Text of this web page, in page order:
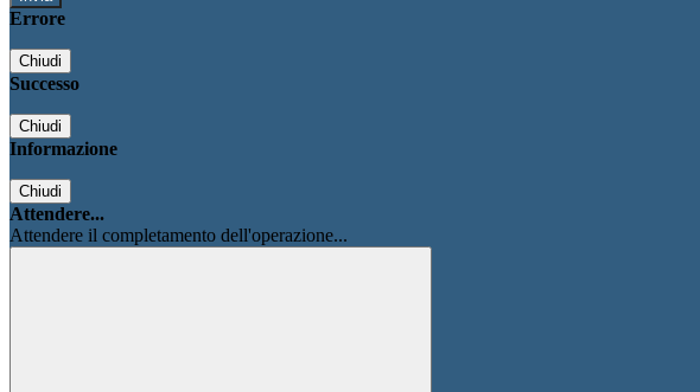
Errore
Chiudi
Successo
Chiudi
Informazione
Chiudi
Attendere...
Attendere il completamento dell'operazione...